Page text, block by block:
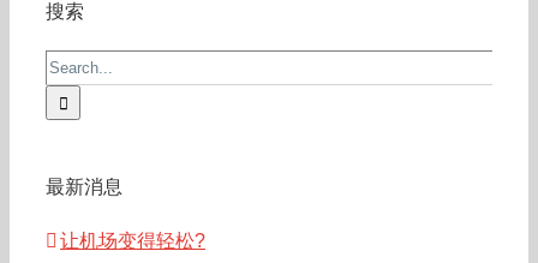
搜索
Search
for:
最新消息
让机场变得轻松?